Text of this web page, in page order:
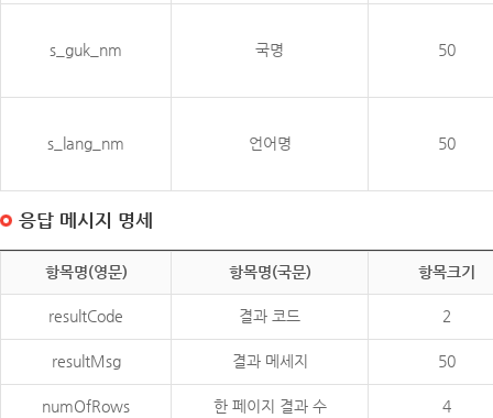
s_guk_nm 국명 50
s_lang_nm 언어명 50
응답 메시지 명세
항목명(영문) 항목명(국문) 항목크기
resultCode 결과 코드 2
resultMsg 결과 메세지 50
numOfRows 한 페이지 결과 수 4